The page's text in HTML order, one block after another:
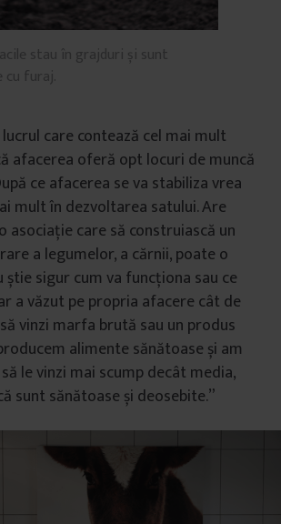
stau în grajduri și sunt
furaj.
care contează cel mai mult
afacerea oferă opt locuri de muncă
ce afacerea se va stabiliza vrea
mult în dezvoltarea satului. Are
asociație care să construiască un
a legumelor, a cărnii, poate o
știe sigur cum va funcționa sau ce
a văzut pe propria afacere cât de
vinzi marfa brută sau un produs
alimente sănătoase și am
le vinzi mai scump decât media,
sunt sănătoase și deosebite.”